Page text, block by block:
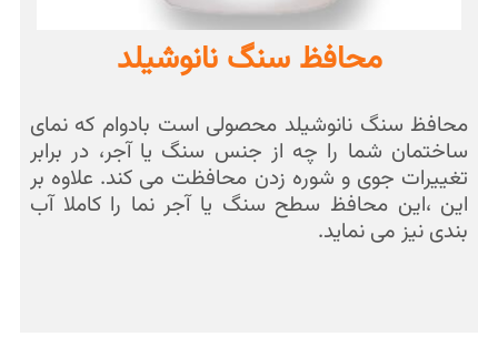
محافظ سنگ نانوشیلد
محافظ سنگ نانوشیلد محصولی است بادوام که نمای
ساختمان شما را چه از جنس سنگ یا آجر، در برابر
تغییرات جوی و شوره زدن محافظت می کند. علاوه بر
این ،این محافظ سطح سنگ یا آجر نما را کاملا آب
بندی نیز می نماید.